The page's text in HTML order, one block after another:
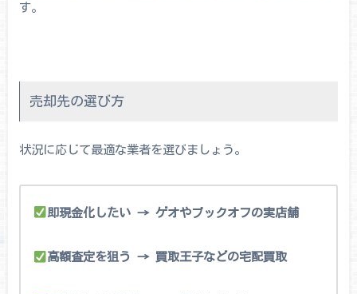
す。
売却先の選び方
状況に応じて最適な業者を選びましょう。
即現金化したい → ゲオやブックオフの実店舗
高額査定を狙う → 買取王子などの宅配買取